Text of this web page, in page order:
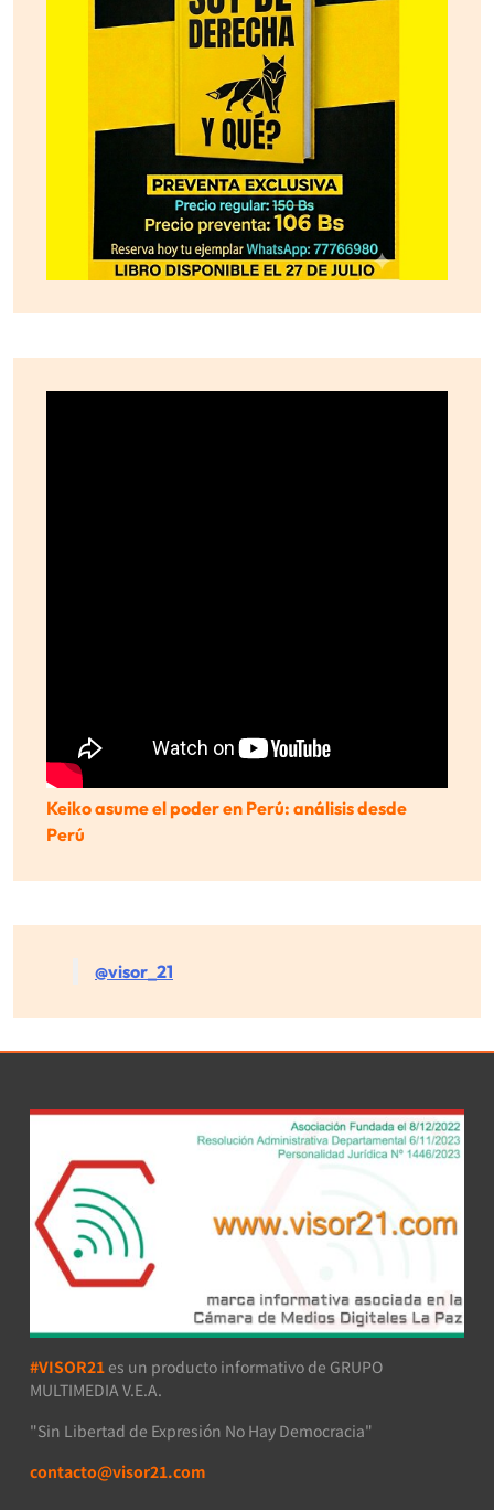
Keiko asume el poder en Perú: análisis desde
Perú
@visor_21
#VISOR21 es un producto informativo de GRUPO
MULTIMEDIA V.E.A.
"Sin Libertad de Expresión No Hay Democracia"
contacto@visor21.com